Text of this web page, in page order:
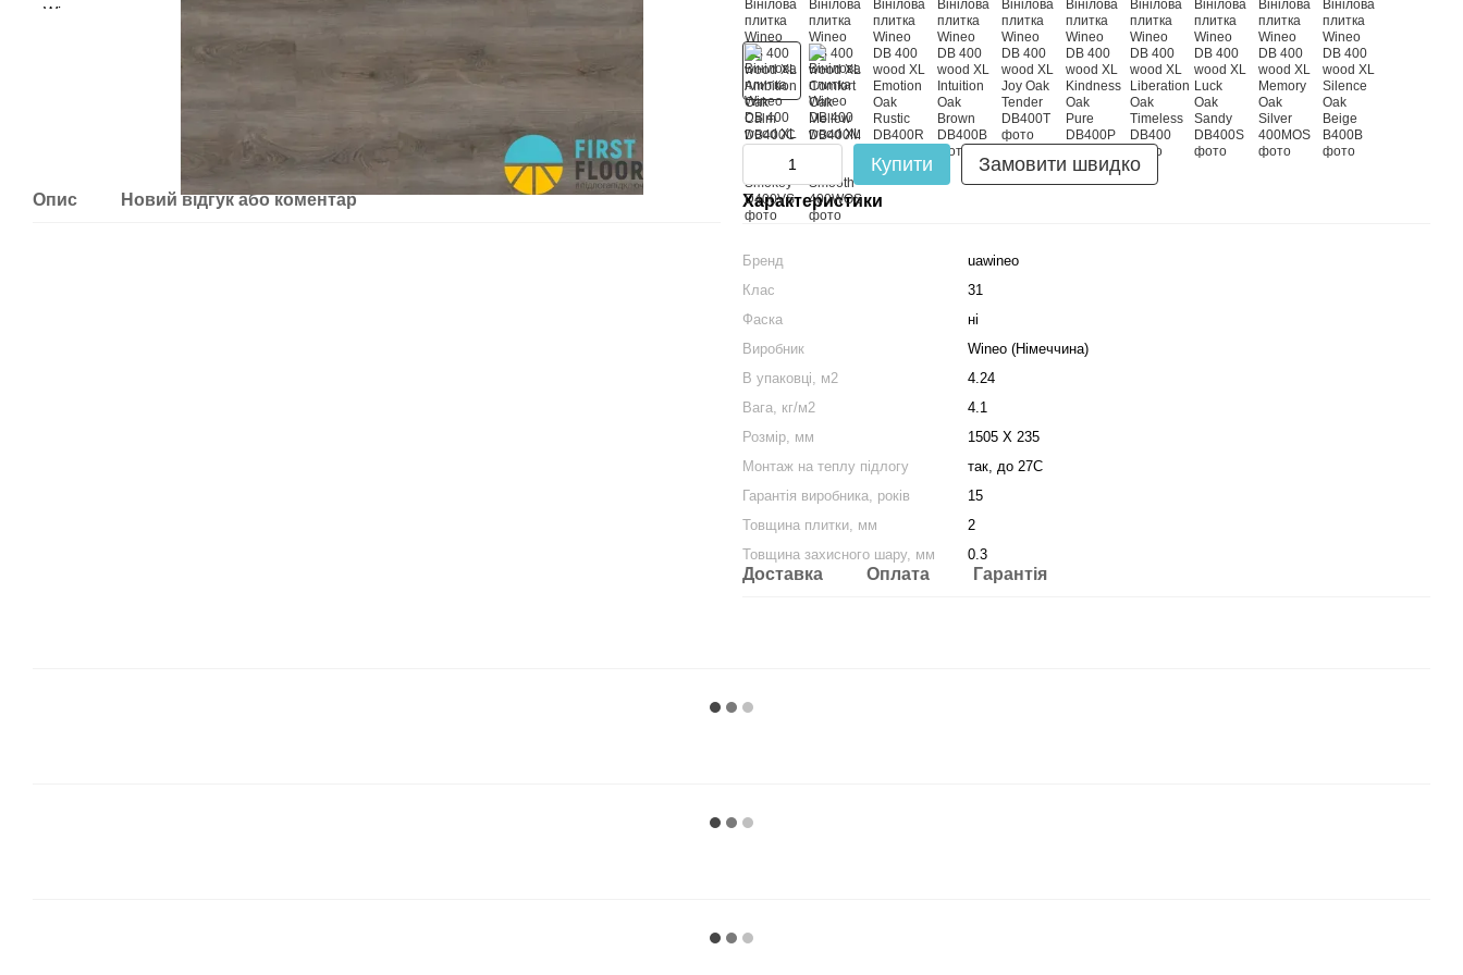
Опис Новий відгук або коментар
Купити Замовити швидко
Характеристики
Бренд
uawineo
Клас
31
Фаска
ні
Виробник
Wineo (Німеччина)
В упаковці, м2
4.24
Вага, кг/м2
4.1
Розмір, мм
1505 Х 235
Монтаж на теплу підлогу
так, до 27С
Гарантія виробника, років
15
Товщина плитки, мм
2
Товщина захисного шару, мм
0.3
Доставка Оплата Гарантія